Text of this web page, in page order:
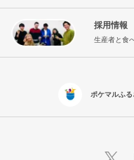
採用情報
生産者と食
ポケマルふ